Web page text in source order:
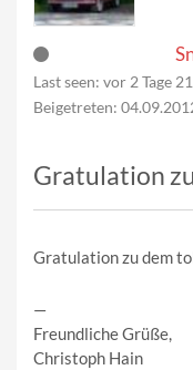
Last seen: vor 2 Tage
Beigetreten:
Gratulation
Gratulation zu dem
—
Freundliche Grüße,
Christoph Hain